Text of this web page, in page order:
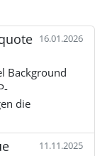
16.01.2026
Background
die
11.11.2025